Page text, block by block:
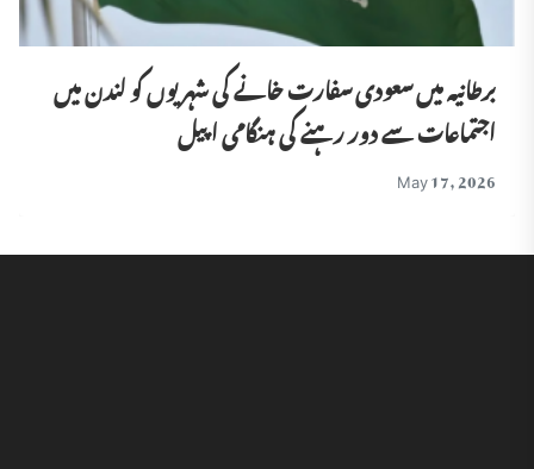
برطانیہ میں سعودی سفارت خانے کی شہریوں کو لندن میں
اجتماعات سے دور رہنے کی ہنگامی اپیل
May 17, 2026